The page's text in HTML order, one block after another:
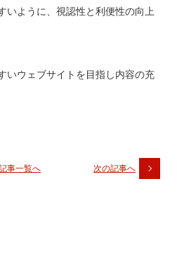
いように、視認性と利便性の向上
いウェブサイトを目指し内容の充
事一覧へ 次の記事へ